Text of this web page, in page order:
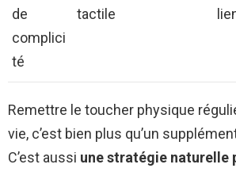
de
complici
té
tactile
Remettre le toucher physique
vie, c’est bien plus qu’un
C’est aussi une stratégie naturelle